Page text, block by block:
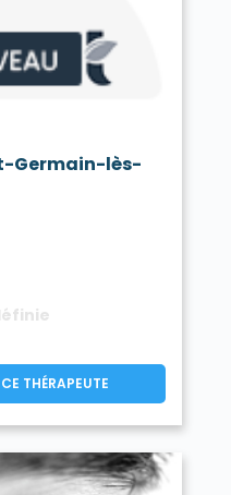
Germain-lès-
THÉRAPEUTE